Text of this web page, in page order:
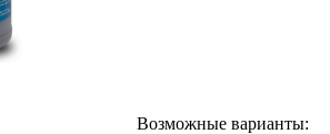
Возможные варианты: